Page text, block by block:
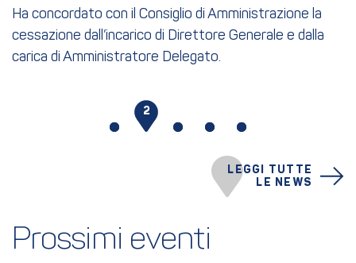
LEGGI TUTTE
LE NEWS
Ha concordato con il Consiglio di Amministrazione la
cessazione dall’incarico di Direttore Generale e dalla
carica di Amministratore Delegato.
2
Prossimi eventi